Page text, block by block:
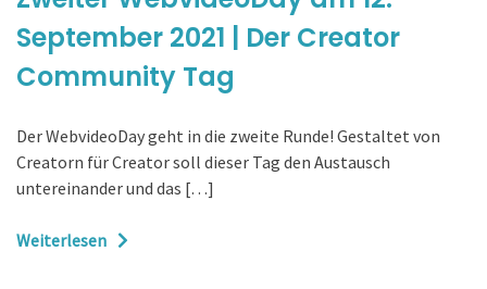
September 2021 | Der Creator
Community Tag
Der WebvideoDay geht in die zweite Runde! Gestaltet von
Creatorn für Creator soll dieser Tag den Austausch
untereinander und das […]
Weiterlesen